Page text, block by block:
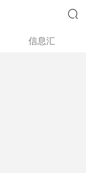

信息汇